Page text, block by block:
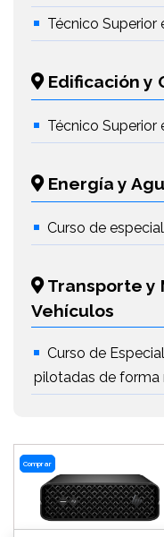
Técnico Superior
Edificación y
Técnico Superior
Energía y
Curso de
Transporte y
Vehículos
Curso de
pilotadas de forma
Comprar